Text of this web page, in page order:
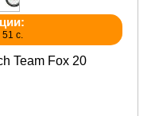
с.
Team Fox 20